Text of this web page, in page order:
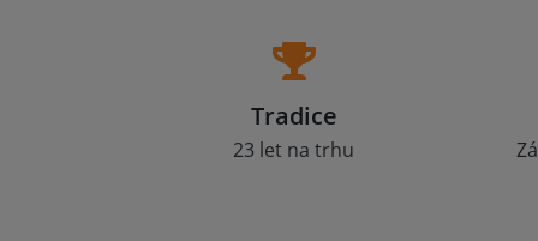
Tradice
23 let na trhu